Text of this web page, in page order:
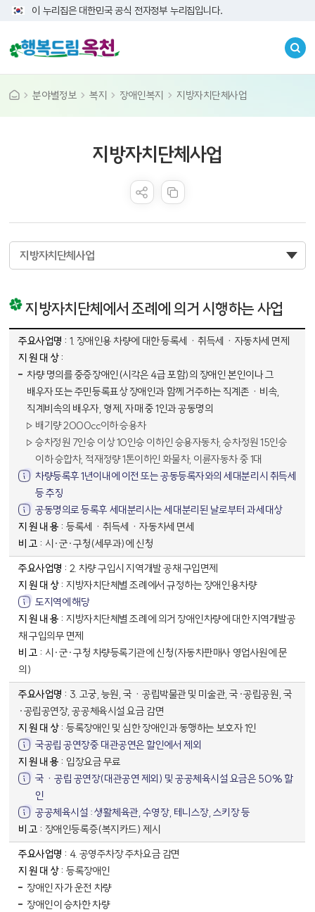
이 누리집은 대한민국 공식 전자정부 누리집입니다.
분야별정보 복지 장애인복지 지방자치단체사업
지방자치단체사업
지방자치단체사업
지방자치단체에서 조례에 의거 시행하는 사업
1. 장애인용 차량에 대한 등록세ㆍ취득세ㆍ자동차세 면제
차량 명의를 중증장애인(시각은 4급 포함)의 장애인 본인이나 그
배우자 또는 주민등록표상 장애인과 함께 거주하는 직계존ㆍ비속,
직계비속의 배우자, 형제, 자매 중 1인과 공동명의
배기량 2000cc이하 승용차
승차정원 7인승 이상 10인승 이하인 승용자동차, 승차정원 15인승
이하 승합차, 적재정량 1톤이하인 화물차, 이륜자동차 중 1대
차량등록후 1년이내에 이전 또는 공동등록자와의 세대분리시 취득세
등 추징
공동명의로 등록후 세대분리시는 세대분리된 날로부터 과세대상
등록세ㆍ취득세ㆍ자동차세 면세
시·군·구청(세무과)에 신청
2. 차량 구입시 지역개발 공채 구입면제
지방자치단체별 조례에서 규정하는 장애인용차량
도지역에 해당
지방자치단체별 조례에 의거 장애인차량에 대한 지역개발공
채 구입의무 면제
시·군·구청 차량등록기관에 신청(자동차판매사 영업사원에 문
의)
3. 고궁, 능원, 국ㆍ공립박물관 및 미술관, 국·공립공원, 국
·공립공연장, 공공체육시설 요금 감면
등록장애인 및 심한 장애인과 동행하는 보호자 1인
국공립 공연장중 대관공연은 할인에서 제외
입장요금 무료
국ㆍ공립 공연장(대관공연 제외) 및 공공체육시설 요금은 50% 할
인
공공체육시설 : 생활체육관, 수영장, 테니스장, 스키장 등
장애인등록증(복지카드) 제시
4. 공영주차장 주차요금 감면
등록장애인
장애인 자가 운전 차량
장애인이 승차한 차량